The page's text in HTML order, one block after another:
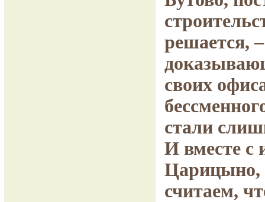
решается,
своих
стали
И вместе с
Царицыно,
считаем,